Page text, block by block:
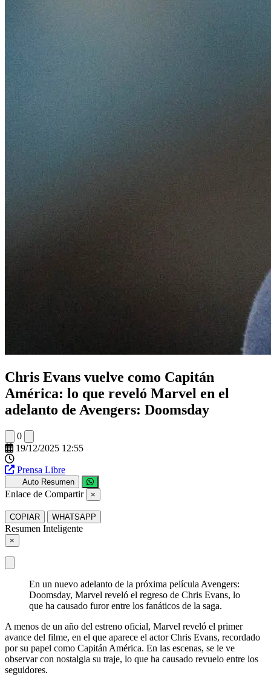
Chris Evans vuelve como Capitán
América: lo que reveló Marvel en el
adelanto de Avengers: Doomsday
0
19/12/2025 12:55
Prensa Libre
Auto Resumen
Enlace de Compartir ×
COPIAR WHATSAPP
Resumen Inteligente
×
En un nuevo adelanto de la próxima película Avengers:
Doomsday, Marvel reveló el regreso de Chris Evans, lo
que ha causado furor entre los fanáticos de la saga.
A menos de un año del estreno oficial, Marvel reveló el primer
avance del filme, en el que aparece el actor Chris Evans, recordado
por su papel como Capitán América. En las escenas, se le ve
observar con nostalgia su traje, lo que ha causado revuelo entre los
seguidores.